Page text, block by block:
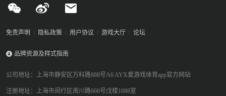
免责声明 隐私政策 用户协议 游戏大厅 论坛
品牌资源及样式指南
公司地址：上海市静安区万科路888号A6 AYX爱游戏体育app官方网站
注册地址：上海市闵行区南川路666号戊楼1688室